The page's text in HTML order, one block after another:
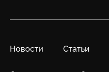
Новости Статьи